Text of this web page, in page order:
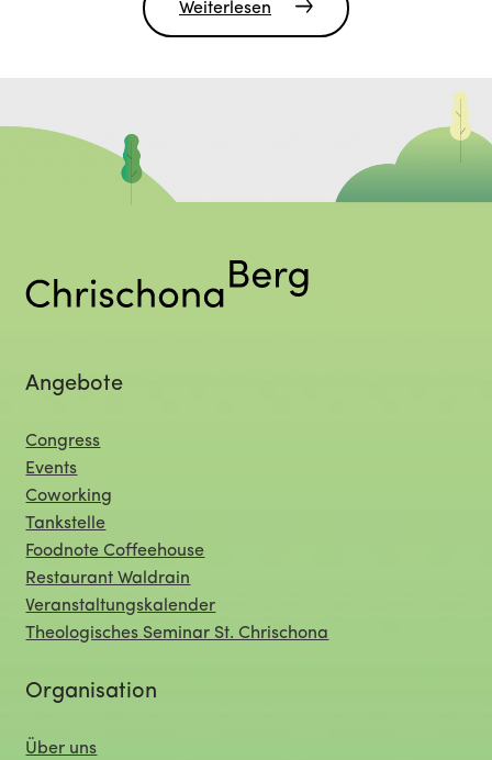
Weiterlesen
Angebote
Congress
Events
Coworking
Tankstelle
Foodnote Coffeehouse
Restaurant Waldrain
Veranstaltungskalender
Theologisches Seminar St. Chrischona
Organisation
Über uns